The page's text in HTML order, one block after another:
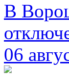
В
06